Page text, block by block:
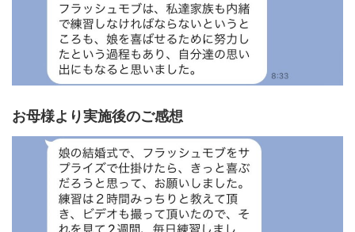
お母様より実施後のご感想